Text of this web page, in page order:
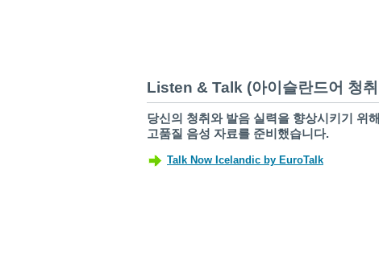
Listen & Talk (아이슬란드어 청
당신의 청취와 발음 실력을 향상시키기 위
고품질 음성 자료를 준비했습니다.